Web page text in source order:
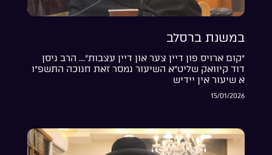
במשנת ברסלב
“קום ארויס פון דיין צער און דיין עצבות”… הרב ניסן
דוד קיוואק שליט”א השיעור נמסר זאת חנוכה התשפ”ו
א שיעור אין יידיש
15/01/2026